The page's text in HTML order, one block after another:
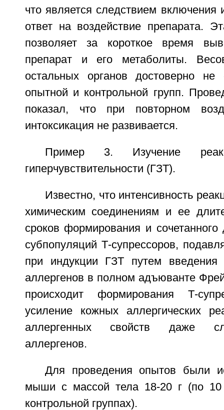
что является следствием
ответ на воздействие препарата.
позволяет за короткое время
препарат и его метаболиты.
остальных органов достоверно
опытной и контрольной групп.
показал, что при повторном
интоксикация не развивается.
Пример 3. Изучение
гиперчувствительности (ГЗТ).
Известно, что интенсивность
химическим соединениям и ее
сроков формирования и сочетанного
субпопуляций Т-супрессоров,
при индукции ГЗТ путем
аллергенов в полном адъюванте
происходит формирования Т-
усиление кожных аллергических
аллергенных свойств даже
аллергенов.
Для проведения опытов были
мыши с массой тела 18-20 г (по
контрольной группах).